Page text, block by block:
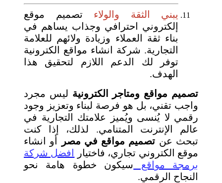
يبني الثقة والولاء تصميم موقع
إلكتروني احترافي وجذاب يساهم في
بناء ثقة العملاء وزيادة ولائهم للعلامة
التجارية. شركة انشاء مواقع الكترونية
توفر لك الدعم اللازم لتحقيق هذا
الهدف.
تصميم مواقع ومتاجر الكترونية ليس مجرد
واجب تقني، بل هو فرصة لبناء وتعزيز وجود
رقمي لا يُنسى ويُميز علامتك التجارية في
عالم الإنترنت المتنامي. لذلك، إذا كنت
تبحث عن تصميم مواقع في مصر
أو انشاء
موقع الكتروني تجاري، فاختيار
افضل شركة
برمجة مواقع سيكون خطوة هامة نحو
النجاح الرقمي.